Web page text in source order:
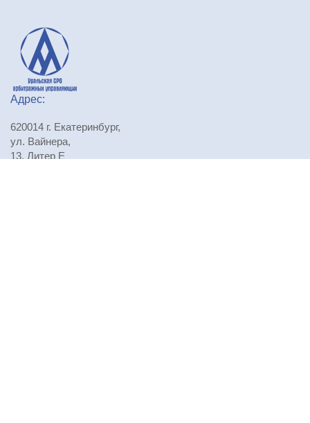
Адрес:
620014 г. Екатеринбург,
ул. Вайнера,
13, Литер Е